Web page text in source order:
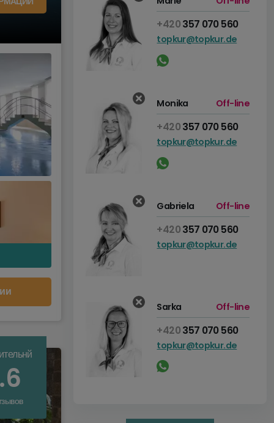
+420357 070 560
topkur@topkur.de
Monika Off-line
+420357 070 560
topkur@topkur.de
Gabriela Off-line
+420357 070 560
topkur@topkur.de
Sarka Off-line
+420357 070 560
topkur@topkur.de